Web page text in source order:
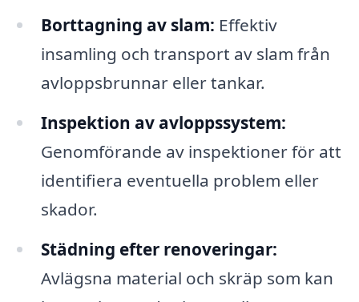
Borttagning av slam: Effektiv
insamling och transport av slam från
avloppsbrunnar eller tankar.
Inspektion av avloppssystem:
Genomförande av inspektioner för att
identifiera eventuella problem eller
skador.
Städning efter renoveringar:
Avlägsna material och skräp som kan